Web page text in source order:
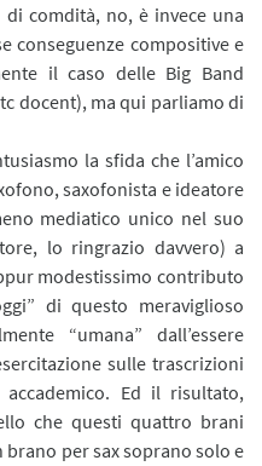
comdità, no, è invece una
conseguenze compositive e
il caso delle Big Band
docent), ma qui parliamo di
la sfida che l’amico
saxofonista e ideatore
mediatico unico nel suo
lo ringrazio davvero) a
modestissimo contributo
di questo meraviglioso
“umana” dall’essere
sulle trascrizioni
Ed il risultato,
che questi quattro brani
per sax soprano solo e